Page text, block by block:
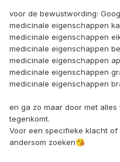
voor de bewustwording:
medicinale eigenschappen
medicinale eigenschappen
medicinale eigenschappen
medicinale eigenschappen
medicinale eigenschappen
medicinale eigenschappen
en ga zo maar door met
tegenkomt.
Voor een specifieke klacht
andersom zoeken😘